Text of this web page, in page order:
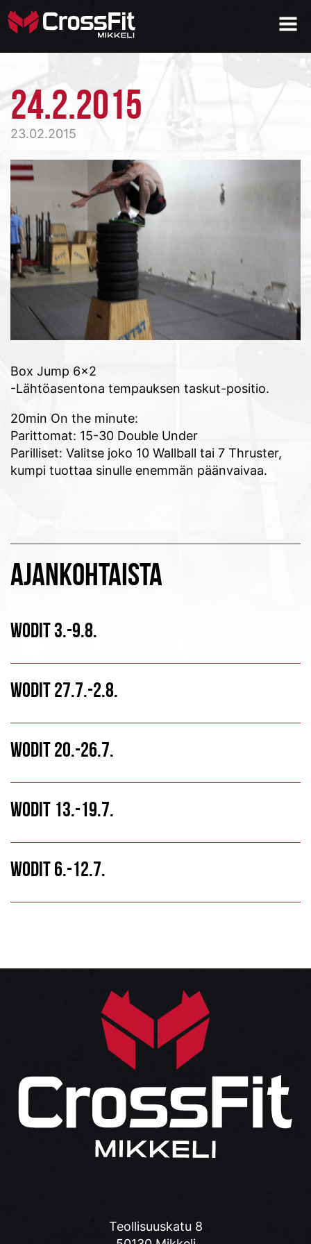
24.2.2015
23.02.2015
Box Jump 6×2
-Lähtöasentona tempauksen taskut-positio.
20min On the minute:
Parittomat: 15-30 Double Under
Parilliset: Valitse joko 10 Wallball tai 7 Thruster,
kumpi tuottaa sinulle enemmän päänvaivaa.
AJANKOHTAISTA
WODIT 3.-9.8.
WODIT 27.7.-2.8.
WODIT 20.-26.7.
WODIT 13.-19.7.
WODIT 6.-12.7.
Teollisuuskatu 8